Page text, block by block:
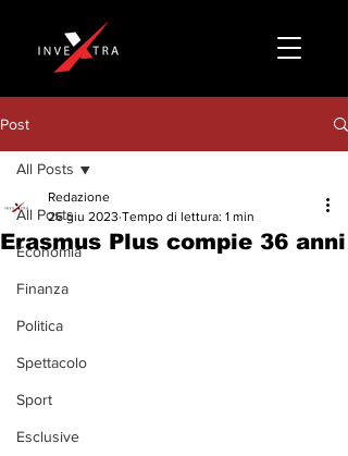
Post
All Posts
Economia
Finanza
Politica
Spettacolo
Sport
Esclusive
All Posts
Erasmus Plus compie 36 anni
Redazione
26 giu 2023 Tempo di lettura: 1 min